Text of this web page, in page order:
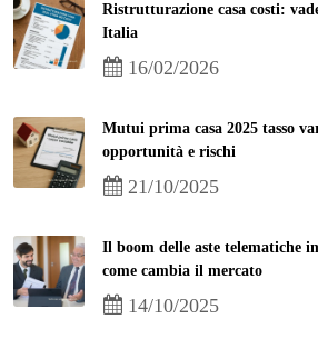
Ristrutturazione casa costi:
Italia
16/02/2026
Mutui prima casa 2025 tasso
opportunità e rischi
21/10/2025
Il boom delle aste telematiche
come cambia il mercato
14/10/2025